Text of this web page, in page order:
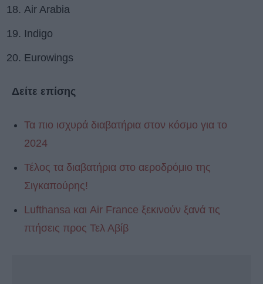
Air Arabia
Indigo
Eurowings
Δείτε επίσης
Τα πιο ισχυρά διαβατήρια στον κόσμο για το
2024
Τέλος τα διαβατήρια στο αεροδρόμιο της
Σιγκαπούρης!
Lufthansa και Air France ξεκινούν ξανά τις
πτήσεις προς Τελ Αβίβ